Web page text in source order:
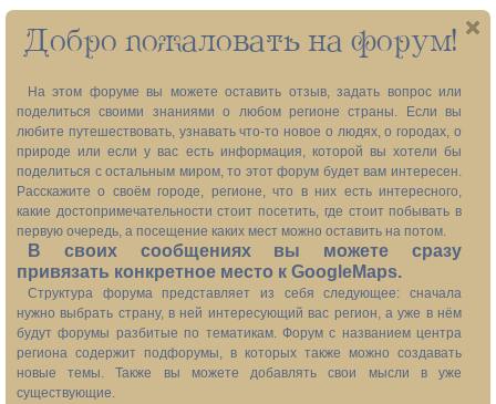
ои
ск
Добро пожаловать на форум!
На этом форуме вы можете оставить отзыв, задать вопрос или
поделиться своими знаниями о любом регионе страны. Если вы
любите путешествовать, узнавать что-то новое о людях, о городах, о
природе или если у вас есть информация, которой вы хотели бы
поделиться с остальным миром, то этот форум будет вам интересен.
Расскажите о своём городе, регионе, что в них есть интересного,
какие достопримечательности стоит посетить, где стоит побывать в
первую очередь, а посещение каких мест можно оставить на потом.
В своих сообщениях вы можете сразу
привязать конкретное место к GoogleMaps.
Структура форума представляет из себя следующее: сначала
нужно выбрать страну, в ней интересующий вас регион, а уже в нём
будут форумы разбитые по тематикам. Форум с названием центра
региона содержит подфорумы, в которых также можно создавать
новые темы. Также вы можете добавлять свои мысли в уже
существующие.